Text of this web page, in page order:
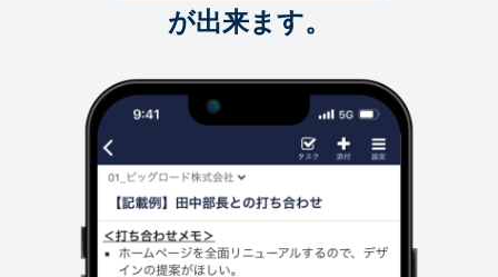
が出来ます。